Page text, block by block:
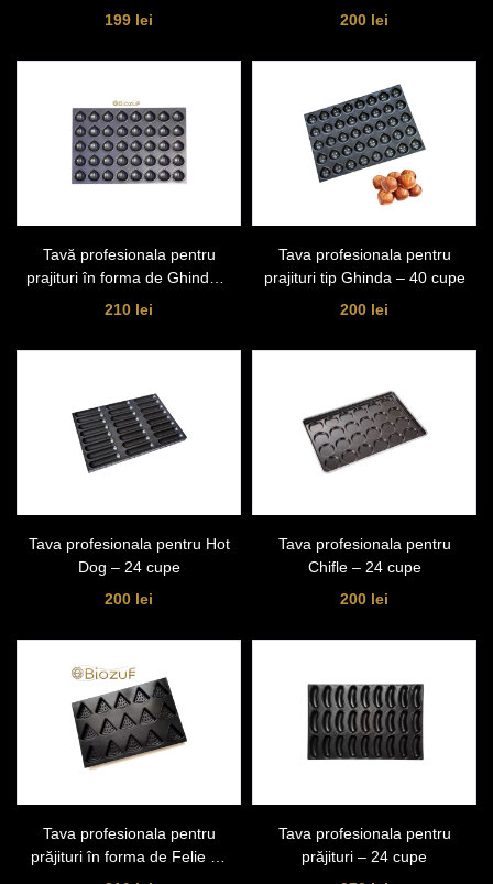
199 lei
200 lei
Tavă profesionala pentru
prajituri în forma de Ghinda –
48 cupe
210 lei
Tava profesionala pentru
prajituri tip Ghinda – 40 cupe
200 lei
Tava profesionala pentru Hot
Dog – 24 cupe
200 lei
Tava profesionala pentru
Chifle – 24 cupe
200 lei
Tava profesionala pentru
prăjituri în forma de Felie de
Pepene – 20 cupe
Tava profesionala pentru
prăjituri – 24 cupe